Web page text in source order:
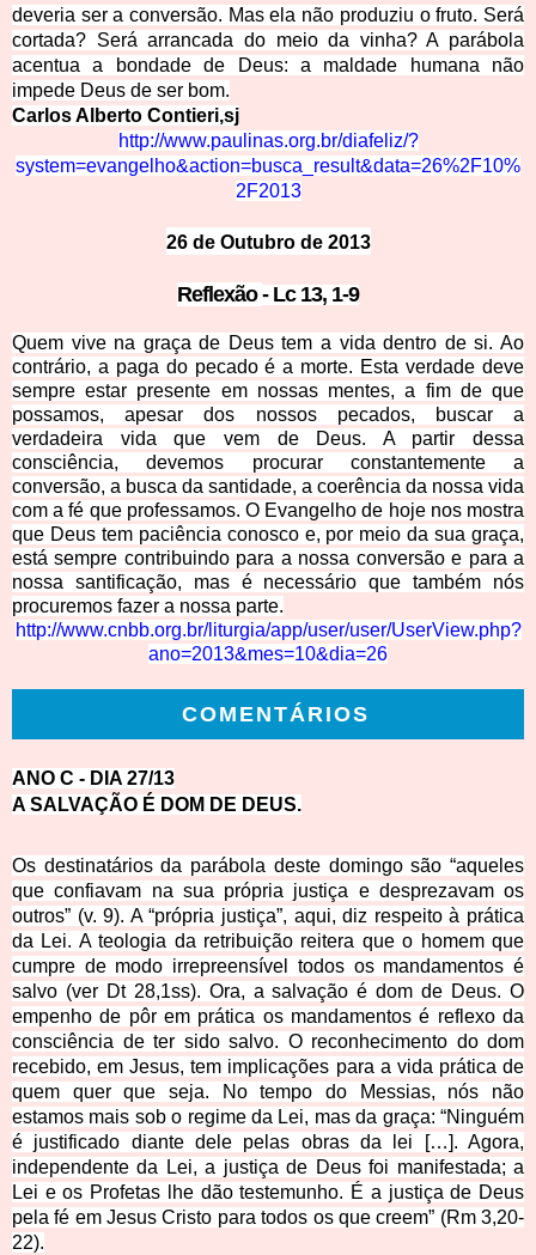
deveria ser a conversão. Mas ela não produziu o fruto. Será
cortada? Será arrancada do meio da vinha? A parábola
acentua a bondade de Deus: a maldade humana não
impede Deus de ser bom.
Carlos Alberto Contieri,sj
http://www.paulinas.org.br/diafeliz/?
system=evangelho&action=busca_result&data=26%2F10%
2F2013
26 de Outubro de 2013
Reflexão- Lc 13, 1-9
Quem vive na graça de Deus tem a vida dentro de si. Ao
contrário, a paga do pecado é a morte. Esta verdade deve
sempre estar presente em nossas mentes, a fim de que
possamos, apesar dos nossos pecados, buscar a
verdadeira vida que vem de Deus. A partir dessa
consciência, devemos procurar constantemente a
conversão, a busca da santidade, a coerência da nossa vida
com a fé que professamos. O Evangelho de hoje nos mostra
que Deus tem paciência conosco e, por meio da sua graça,
está sempre contribuindo para a nossa conversão e para a
nossa santificação, mas é necessário que também nós
procuremos fazer a nossa parte.
http://www.cnbb.org.br/liturgia/app/user/user/UserView.php?
ano=2013&mes=10&dia=26
COMENTÁRIOS
ANO C - DIA 27/13
A SALVAÇÃO É DOM DE DEUS.
Os destinatários da parábola deste domingo são “aqueles
que confiavam na sua própria justiça e desprezavam os
outros” (v. 9). A “própria justiça”, aqui, diz respeito à prática
da Lei. A teologia da retribuição reitera que o homem que
cumpre de modo irrepreensível todos os mandamentos é
salvo (ver Dt 28,1ss). Ora, a salvação é dom de Deus. O
empenho de pôr em prática os mandamentos é reflexo da
consciência de ter sido salvo. O reconhecimento do dom
recebido, em Jesus, tem implicações para a vida prática de
quem quer que seja. No tempo do Messias, nós não
estamos mais sob o regime da Lei, mas da graça: “Ninguém
é justificado diante dele pelas obras da lei […]. Agora,
independente da Lei, a justiça de Deus foi manifestada; a
Lei e os Profetas lhe dão testemunho. É a justiça de Deus
pela fé em Jesus Cristo para todos os que creem” (Rm 3,20-
22).